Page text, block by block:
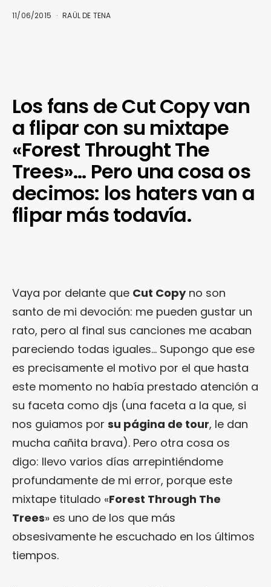
11/06/2015 RAÜL DE TENA
Los fans de Cut Copy van
a flipar con su mixtape
«Forest Throught The
Trees»… Pero una cosa os
decimos: los haters van a
flipar más todavía.
Vaya por delante que Cut Copyno son
santo de mi devoción: me pueden gustar un
rato, pero al final sus canciones me acaban
pareciendo todas iguales… Supongo que ese
es precisamente el motivo por el que hasta
este momento no había prestado atención a
su faceta como djs (una faceta a la que, si
nos guiamos por su página de tour, le dan
mucha cañita brava). Pero otra cosa os
digo: llevo varios días arrepintiéndome
profundamente de mi error, porque este
mixtape titulado «Forest Through The
Trees» es uno de los que más
obsesivamente he escuchado en los últimos
tiempos.